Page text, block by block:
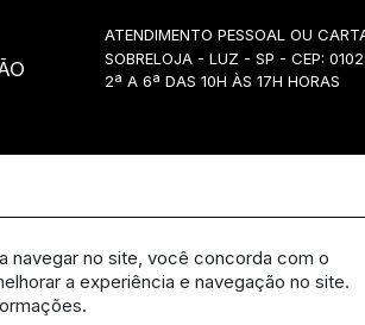
ATENDIMENTO PESSOAL OU
SOBRELOJA - LUZ - SP - CEP:
2ª A 6ª DAS 10H ÀS 17H HORAS
navegar no site, você concorda com o
a experiência e navegação no site.